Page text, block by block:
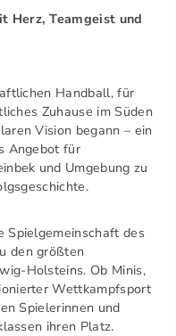
Herz, Teamgeist und
Handball, für
Zuhause im Süden
Vision begann – ein
Angebot für
und Umgebung zu
Spielgemeinschaft des
den größten
Holsteins. Ob Minis,
Wettkampfsport
Spielerinnen und
ihren Platz.